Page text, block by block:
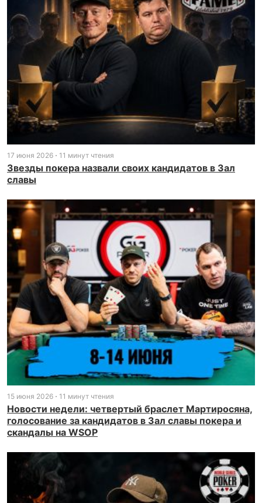
17 июня 2026 11 минут чтения
Звезды покера назвали своих кандидатов в Зал
славы
15 июня 2026 11 минут чтения
Новости недели: четвертый браслет Мартиросяна,
голосование за кандидатов в Зал славы покера и
скандалы на WSOP